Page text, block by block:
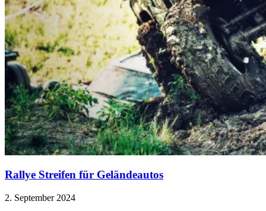
Rallye Streifen für Geländeautos
2. September 2024